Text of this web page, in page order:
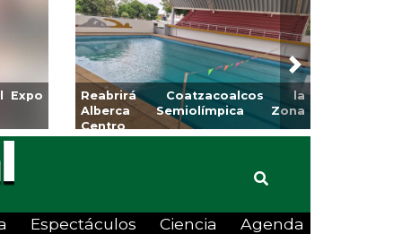
de Veracruz
Artes “Escena
Aplicará CMAS el Programa de
Tandeo durante agosto
Next
Espectáculos Ciencia Agenda